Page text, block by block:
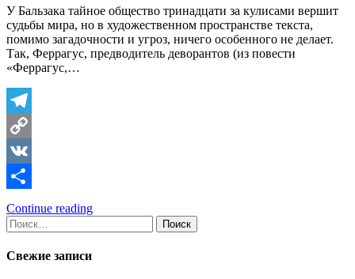
У Бальзака тайное общество тринадцати за кулисами вершит
судьбы мира, но в художественном пространстве текста,
помимо загадочности и угроз, ничего особенного не делает.
Так, Феррагус, предводитель деворантов (из повести
«Феррагус,…
Telegram
Copy
Link
VK
Отправить
Continue reading
Найти:
Свежие записи